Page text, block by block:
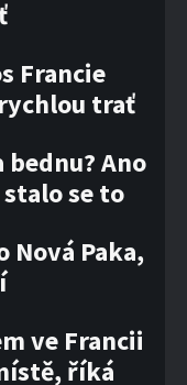
Francie
trať
bednu? Ano
se to
Nová Paka,
ve Francii
říká